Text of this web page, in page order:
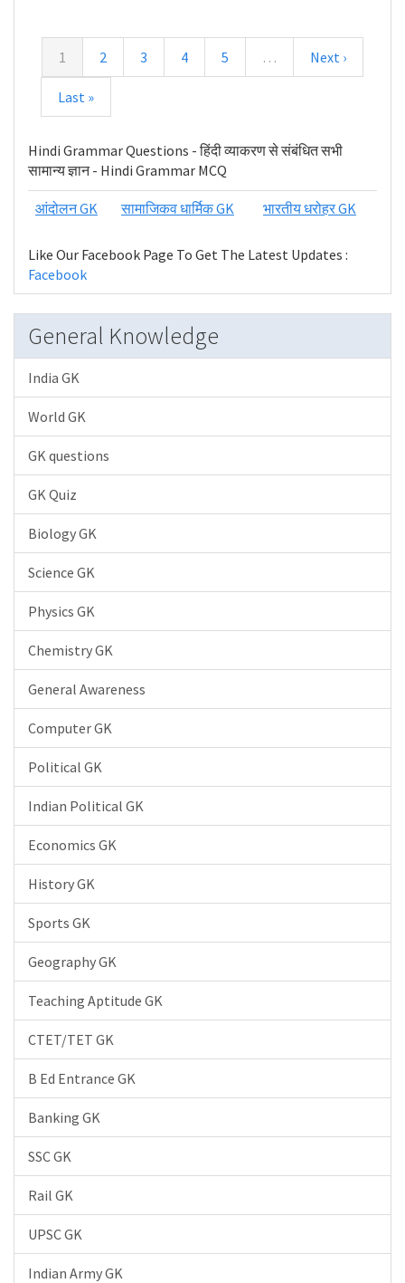
1 2 3 4 5 … Next ›
Last »
Hindi Grammar Questions - हिंदी व्याकरण से संबंधित सभी
सामान्य ज्ञान - Hindi Grammar MCQ
आंदोलन GK सामाजिकव धार्मिक GK भारतीय धरोहर GK
Like Our Facebook Page To Get The Latest Updates :
Facebook
General Knowledge
India GK
World GK
GK questions
GK Quiz
Biology GK
Science GK
Physics GK
Chemistry GK
General Awareness
Computer GK
Political GK
Indian Political GK
Economics GK
History GK
Sports GK
Geography GK
Teaching Aptitude GK
CTET/TET GK
B Ed Entrance GK
Banking GK
SSC GK
Rail GK
UPSC GK
Indian Army GK